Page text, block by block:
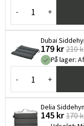
- +
Dubai
179 kr 210
På lager:
- +
Delia
145 kr 170